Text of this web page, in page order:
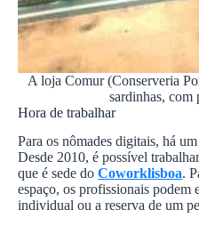
A loja Comur (Conserveria
sardinhas,
Hora de trabalhar
Para os nômades digitais, há
Desde 2010, é possível
que é sede do Coworklisboa.
espaço, os profissionais podem
individual ou a reserva de um